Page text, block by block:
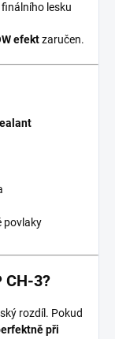
lesku
efektzaručen.
povlaky
CH-3?
rozdíl. Pokud
při